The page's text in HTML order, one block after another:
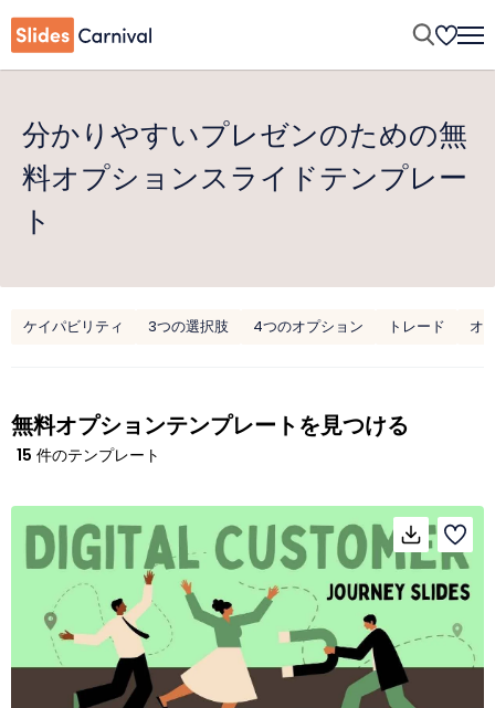
分かりやすいプレゼンのための無
料オプションスライドテンプレー
ト
ケイパビリティ 3つの選択肢 4つのオプション トレード オ
無料オプションテンプレートを見つける
15 件のテンプレート